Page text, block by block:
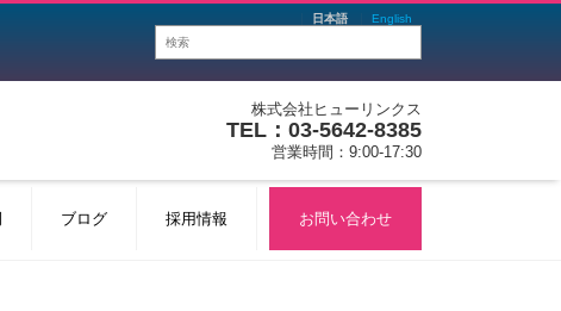
日本語 English
株式会社ヒューリンクス
TEL：03-5642-8385
営業時間：9:00-17:30
ブログ 採用情報 お問い合わせ